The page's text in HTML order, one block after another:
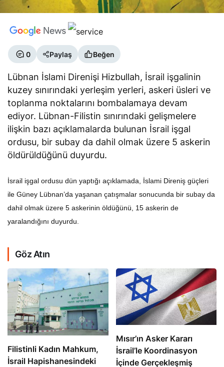
0 Paylaş Beğen
Lübnan İslami Direnişi Hizbullah, İsrail işgalinin
kuzey sınırındaki yerleşim yerleri, askeri üsleri ve
toplanma noktalarını bombalamaya devam
ediyor. Lübnan-Filistin sınırındaki gelişmelere
ilişkin bazı açıklamalarda bulunan İsrail işgal
ordusu, bir subay da dahil olmak üzere 5 askerin
öldürüldüğünü duyurdu.
İsrail işgal ordusu dün yaptığı açıklamada, İslami Direniş güçleri
ile Güney Lübnan’da yaşanan çatışmalar sonucunda bir subay da
dahil olmak üzere 5 askerinin öldüğünü, 15 askerin de
yaralandığını duyurdu.
Göz Atın
Filistinli Kadın Mahkum,
İsrail Hapishanesindeki
Mısır’ın Asker Kararı
İsrail’le Koordinasyon
İçinde Gerçekleşmiş